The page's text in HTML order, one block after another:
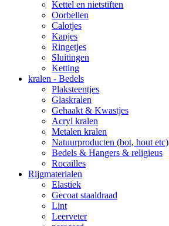
Kettel en nietstiften
Oorbellen
Calotjes
Kapjes
Ringetjes
Sluitingen
Ketting
kralen - Bedels
Plaksteentjes
Glaskralen
Gehaakt & Kwastjes
Acryl kralen
Metalen kralen
Natuurproducten (bot, hout etc)
Bedels & Hangers & religieus
Rocailles
Rijgmaterialen
Elastiek
Gecoat staaldraad
Lint
Leerveter